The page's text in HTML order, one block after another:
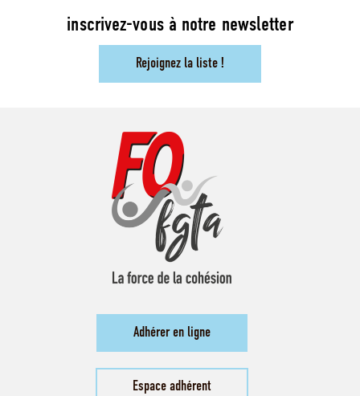
inscrivez-vous à notre newsletter
Rejoignez la liste !
Adhérer en ligne
Espace adhérent